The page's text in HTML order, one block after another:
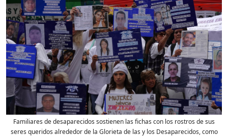
Familiares de desaparecidos sostienen las fichas con los rostros de sus
seres queridos alrededor de la Glorieta de las y los Desaparecidos, como